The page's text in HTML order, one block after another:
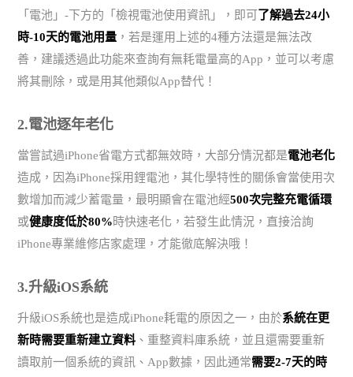
「電池」-下方的「檢視電池使用資訊」，即可了解過去24小
時-10天的電池用量 ，若是運用上述的4種方法還是無法改
善，建議透過此功能來查詢有無耗電量高的App，並可以考慮
將其刪除，或是用其他類似App替代！
2.電池逐年老化
當嘗試過iPhone省電方式都無效時，大部分情況都是電池老化
造成，因為iPhone採用鋰電池，其化學特性的關係會當使用次
數增加而減少蓄電量，最明顯會在電池經500次完整充電循環
或健康度低於80%時快速老化，若發生此情況，直接洽詢
iPhone專業維修店家處理，才能徹底解決哦！
3.升級iOS系統
升級iOS系統也是造成iPhone耗電的原因之一，由於系統在更
新時需要重新建立資料 、重整資料庫系統，並且還需要重新
讀取前一個系統的資訊、App數據，因此通常需要2-7天的時